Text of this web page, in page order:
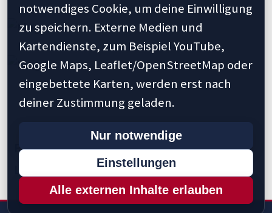
Previous 1 10 15 22 25 30
Next »
Last »
notwendiges Cookie, um deine Einwilligung
zu speichern. Externe Medien und
Kartendienste, zum Beispiel YouTube,
Google Maps, Leaflet/OpenStreetMap oder
eingebettete Karten, werden erst nach
deiner Zustimmung geladen.
Nur notwendige
Einstellungen
Alle externen Inhalte erlauben